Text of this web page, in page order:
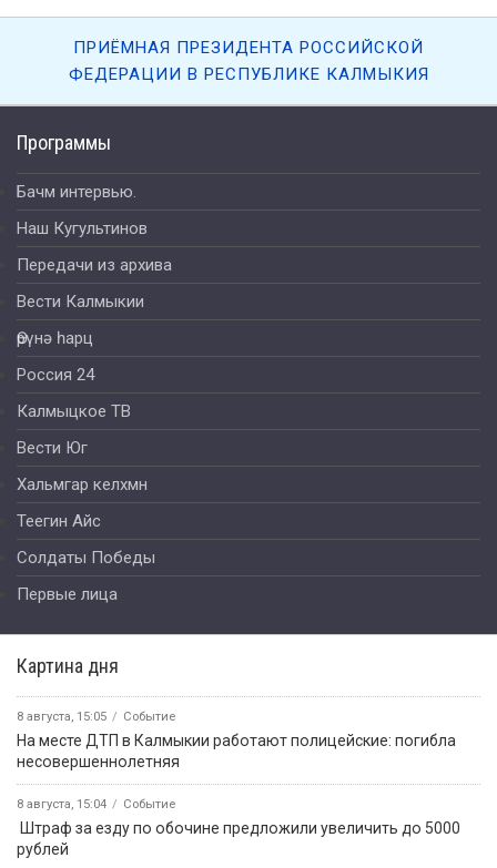
Программы
Бачм интервью.
Наш Кугультинов
Передачи из архива
Вести Калмыкии
Өрүнә һарц
Россия 24
Калмыцкое ТВ
Вести Юг
Хальмгар келхмн
Теегин Айс
Солдаты Победы
Первые лица
Картина дня
8 августа, 15:05 Событие
На месте ДТП в Калмыкии работают полицейские: погибла
несовершеннолетняя
8 августа, 15:04 Событие
️ Штраф за езду по обочине предложили увеличить до 5000
рублей
ПРИЁМНАЯ ПРЕЗИДЕНТА РОССИЙСКОЙ
ФЕДЕРАЦИИ В РЕСПУБЛИКЕ КАЛМЫКИЯ